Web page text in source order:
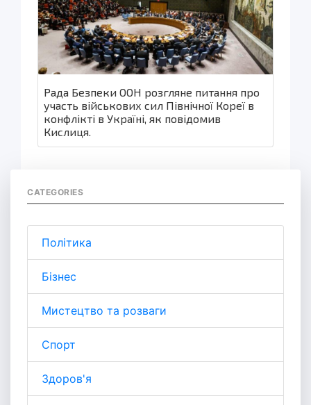
Рада Безпеки ООН розгляне питання про
участь військових сил Північної Кореї в
конфлікті в Україні, як повідомив
Кислиця.
CATEGORIES
Політика
Бізнес
Мистецтво та розваги
Спорт
Здоров'я